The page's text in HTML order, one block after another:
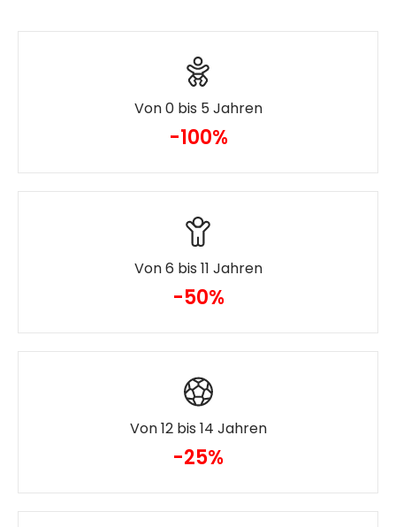
Von 0 bis 5 Jahren
-100%
Von 6 bis 11 Jahren
-50%
Von 12 bis 14 Jahren
-25%